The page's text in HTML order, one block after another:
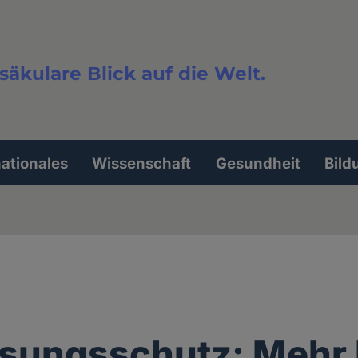
Blick auf die Welt.
Wissenschaft Gesundheit